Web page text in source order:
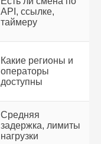
API, ссылке,
таймеру
Какие регионы и
операторы
доступны
Средняя
задержка, лимиты
нагрузки